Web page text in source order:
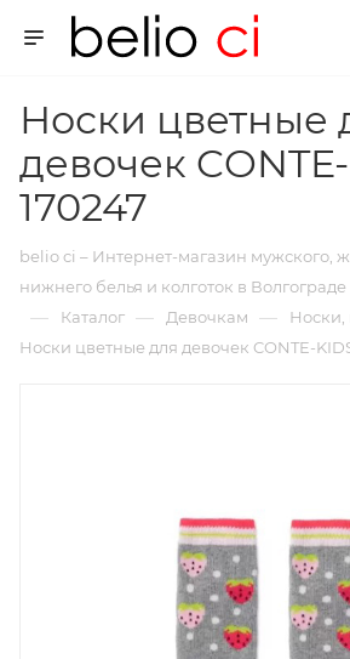
Носки цветные
девочек
170247
belio ci – Интернет-магазин мужского,
нижнего белья и колготок в Волгограде
— Каталог — Девочкам — Носки,
Носки цветные для девочек CONTE-